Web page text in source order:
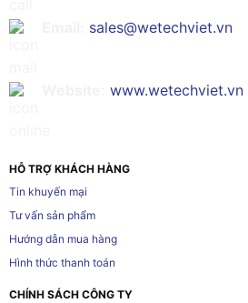
sales@wetechviet.vn
www.wetechviet.vn
HỖ TRỢ KHÁCH HÀNG
Tin khuyến mại
Tư vấn sản phẩm
Hướng dẫn mua hàng
Hình thức thanh toán
CHÍNH SÁCH CÔNG TY